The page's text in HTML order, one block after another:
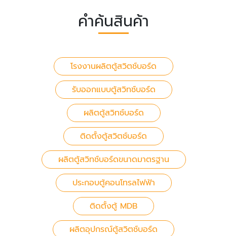
คำค้นสินค้า
โรงงานผลิตตู้สวิตช์บอร์ด
รับออกแบบตู้สวิทช์บอร์ด
ผลิตตู้สวิทช์บอร์ด
ติดตั้งตู้สวิตช์บอร์ด
ผลิตตู้สวิทช์บอร์ดขนาดมาตรฐาน
ประกอบตู้คอนโทรลไฟฟ้า
ติดตั้งตู้ MDB
ผลิตอุปกรณ์ตู้สวิตช์บอร์ด